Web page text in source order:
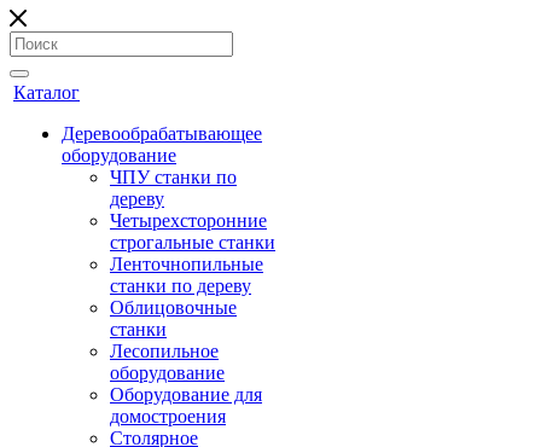
Каталог
Деревообрабатывающее
оборудование
ЧПУ станки по
дереву
Четырехсторонние
строгальные станки
Ленточнопильные
станки по дереву
Облицовочные
станки
Лесопильное
оборудование
Оборудование для
домостроения
Столярное